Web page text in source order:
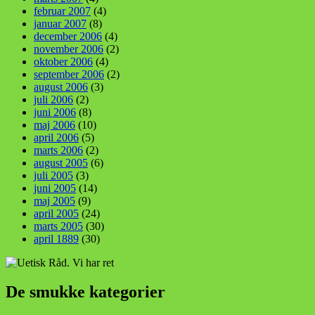
februar 2007 (4)
januar 2007 (8)
december 2006 (4)
november 2006 (2)
oktober 2006 (4)
september 2006 (2)
august 2006 (3)
juli 2006 (2)
juni 2006 (8)
maj 2006 (10)
april 2006 (5)
marts 2006 (2)
august 2005 (6)
juli 2005 (3)
juni 2005 (14)
maj 2005 (9)
april 2005 (24)
marts 2005 (30)
april 1889 (30)
De smukke kategorier